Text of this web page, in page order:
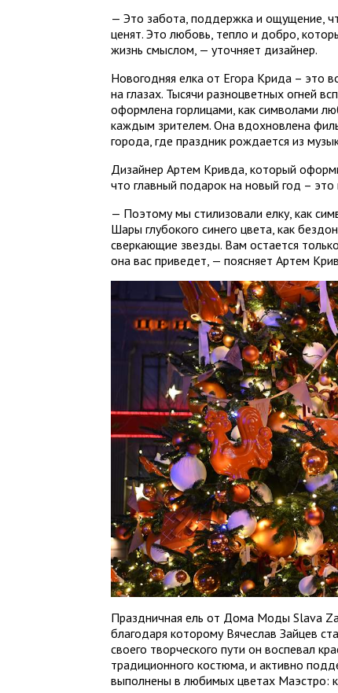
— Это забота, поддержка и ощущение,
ценят. Это любовь, тепло и добро,
жизнь смыслом, — уточняет дизайнер.
Новогодняя елка от Егора Крида – это
на глазах. Тысячи разноцветных огней
оформлена горлицами, как символами
каждым зрителем. Она вдохновлена
города, где праздник рождается из
Дизайнер Артем Кривда, который
что главный подарок на новый год –
— Поэтому мы стилизовали елку, как
Шары глубокого синего цвета, как
сверкающие звезды. Вам остается
она вас приведет, — поясняет Артем
Праздничная ель от Дома Моды Slava
благодаря которому Вячеслав Зайцев
своего творческого пути он воспевал
традиционного костюма, и активно
выполнены в любимых цветах Маэстро: